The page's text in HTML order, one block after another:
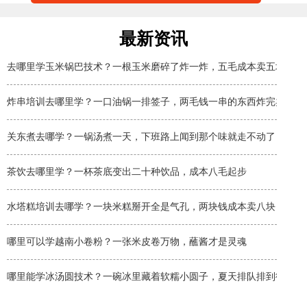
最新资讯
去哪里学玉米锅巴技术？一根玉米磨碎了炸一炸，五毛成本卖五块
炸串培训去哪里学？一口油锅一排签子，两毛钱一串的东西炸完卖两块
关东煮去哪学？一锅汤煮一天，下班路上闻到那个味就走不动了
茶饮去哪里学？一杯茶底变出二十种饮品，成本八毛起步
水塔糕培训去哪学？一块米糕掰开全是气孔，两块钱成本卖八块
哪里可以学越南小卷粉？一张米皮卷万物，蘸酱才是灵魂
哪里能学冰汤圆技术？一碗冰里藏着软糯小圆子，夏天排队排到街角